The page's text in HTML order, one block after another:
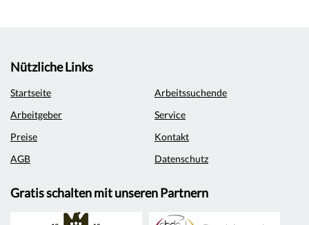
Nützliche Links
Startseite
Arbeitssuchende
Arbeitgeber
Service
Preise
Kontakt
AGB
Datenschutz
Gratis schalten mit unseren Partnern